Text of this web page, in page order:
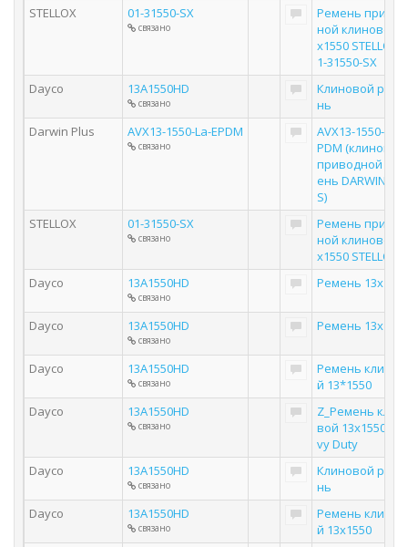
STELLOX
01-31550-SX
связано
Ремень привод
ной клиновой
х1550 STELLOX 0
1-31550-SX
Dayco
13A1550HD
связано
Клиновой реме
нь
Darwin Plus
AVX13-1550-La-EPDM
связано
AVX13-1550-La-E
PDM (клиновой
приводной рем
ень DARWIN
S)
STELLOX
01-31550-SX
связано
Ремень привод
ной клиновой
х1550 STELLOX
Dayco
13A1550HD
связано
Ремень 13x1550
Dayco 13A1550HD
связано
Ремень 13x1550
Dayco 13A1550HD
связано
Ремень
й 13*1550
Dayco
13A1550HD
связано
Z_Ремень
вой 13х1550
vy Duty
Dayco
13A1550HD
связано
Клиновой реме
нь
Dayco
13A1550HD
связано
Ремень
й 13x1550